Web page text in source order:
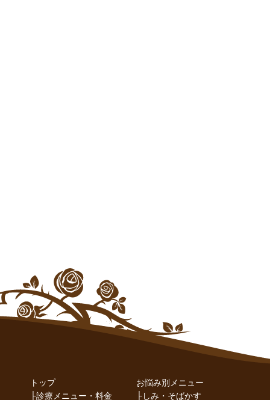
トップ
├診療メニュー・料金
お悩み別メニュー
├しみ・そばかす